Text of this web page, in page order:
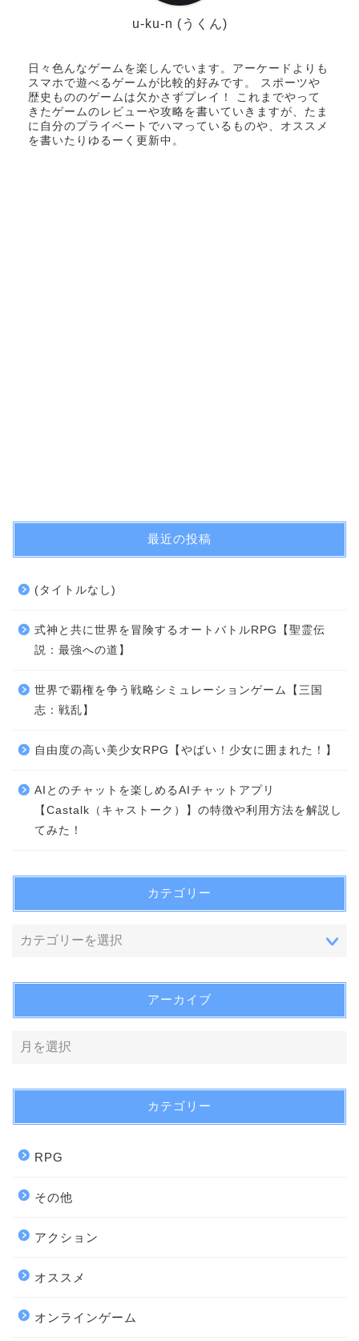
u-ku-n (うくん)
日々色んなゲームを楽しんでいます。アーケードよりも
スマホで遊べるゲームが比較的好みです。 スポーツや
歴史もののゲームは欠かさずプレイ！ これまでやって
きたゲームのレビューや攻略を書いていきますが、たま
に自分のプライベートでハマっているものや、オススメ
を書いたりゆるーく更新中。
最近の投稿
(タイトルなし)
式神と共に世界を冒険するオートバトルRPG【聖霊伝
説：最強への道】
世界で覇権を争う戦略シミュレーションゲーム【三国
志：戦乱】
自由度の高い美少女RPG【やばい！少女に囲まれた！】
AIとのチャットを楽しめるAIチャットアプリ
【Castalk（キャストーク）】の特徴や利用方法を解説し
てみた！
カテゴリー
アーカイブ
カテゴリー
RPG
その他
アクション
オススメ
オンラインゲーム